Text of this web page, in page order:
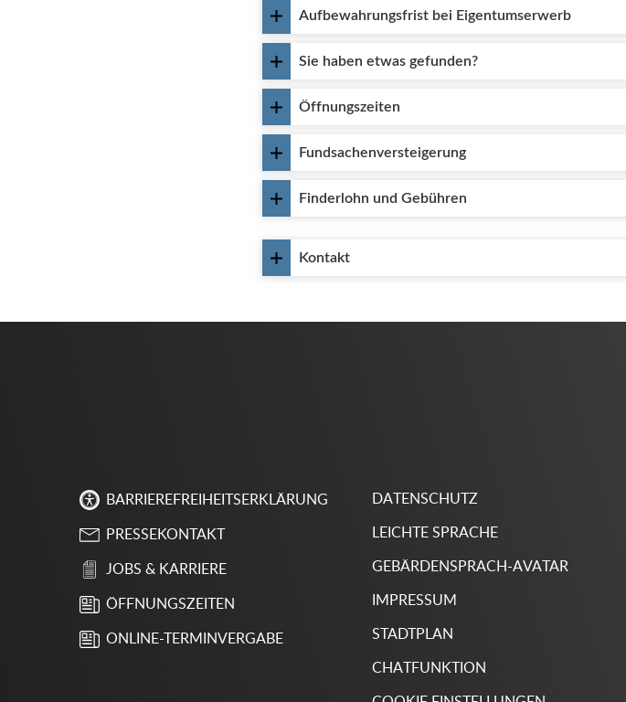
Aufbewahrungsfrist bei Eigentumserwerb
Sie haben etwas gefunden?
Öffnungszeiten
Fundsachenversteigerung
Finderlohn und Gebühren
Kontakt
BARRIEREFREIHEITSERKLÄRUNG
PRESSEKONTAKT
JOBS & KARRIERE
ÖFFNUNGSZEITEN
ONLINE-TERMINVERGABE
DATENSCHUTZ
LEICHTE SPRACHE
GEBÄRDENSPRACH-AVATAR
IMPRESSUM
STADTPLAN
CHATFUNKTION